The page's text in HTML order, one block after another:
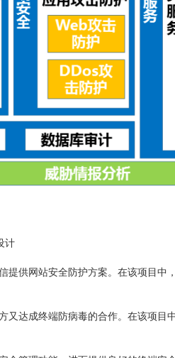
计
提供网站安全防护方案。在该项目中
又达成终端防病毒的合作。在该项目